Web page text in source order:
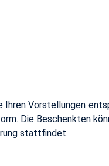
Ihren Vor­stel­lun­gen
Die Be­schenk­ten
statt­fin­det.